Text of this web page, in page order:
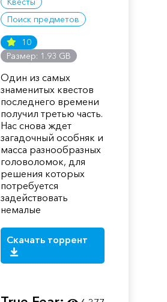
Поиск предметов
10
Размер: 1.93 GB
Один из самых
знаменитых квестов
последнего времени
получил третью часть.
Нас снова ждет
загадочный особняк и
масса разнообразных
головоломок, для
решения которых
потребуется
задействовать
немалые
Скачать торрент